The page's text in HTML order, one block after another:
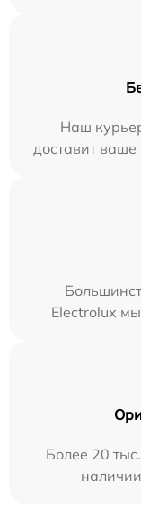
Наш
доставит ваше
Electrolux
Более 20